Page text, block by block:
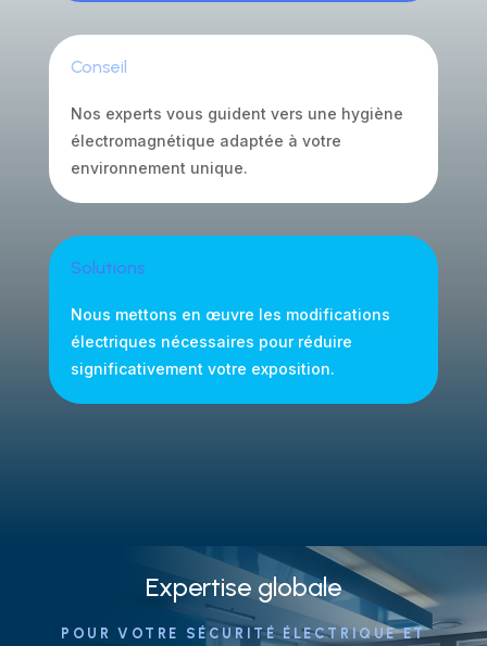
Conseil
Nos experts vous guident vers une hygiène
électromagnétique adaptée à votre
environnement unique.
Solutions
Nous mettons en œuvre les modifications
électriques nécessaires pour réduire
significativement votre exposition.
Expertise globale
POUR VOTRE SÉCURITÉ ÉLECTRIQUE ET